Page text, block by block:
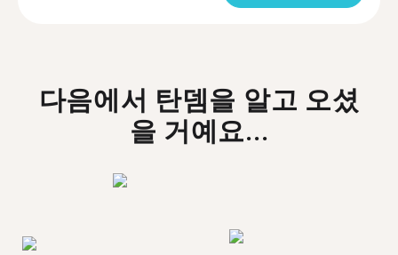
다음에서 탄뎀을 알고 오셨
을 거예요...